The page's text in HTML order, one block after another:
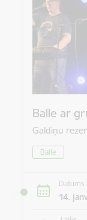
Balle ar
Galdiņu
Balle
Datums
14.